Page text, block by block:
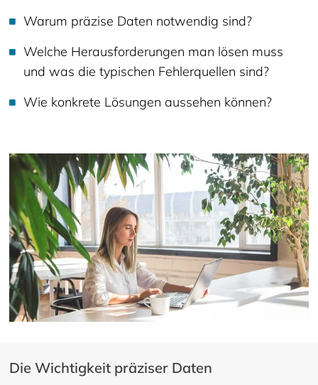
Warum präzise Daten notwendig sind?
Welche Herausforderungen man lösen muss
und was die typischen Fehlerquellen sind?
Wie konkrete Lösungen aussehen können?
Die Wichtigkeit präziser Daten